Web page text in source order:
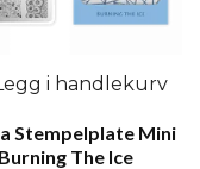
i handlekurv
Stempelplate Mini
The Ice